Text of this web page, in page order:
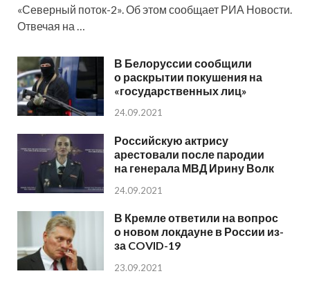
«Северный поток-2». Об этом сообщает РИА Новости.
Отвечая на …
В Белоруссии сообщили
о раскрытии покушения на
«государственных лиц»
24.09.2021
Российскую актрису
арестовали после пародии
на генерала МВД Ирину Волк
24.09.2021
В Кремле ответили на вопрос
о новом локдауне в России из-
за COVID-19
23.09.2021